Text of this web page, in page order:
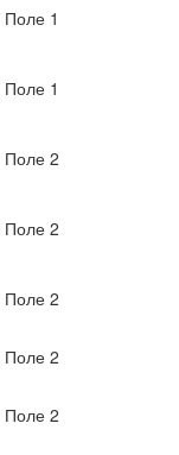
Поле 1
Поле 1
Поле 2
Поле 2
Поле 2
Поле 2
Поле 2